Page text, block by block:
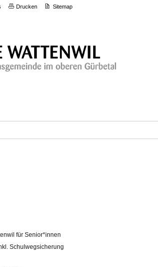
Drucken Sitemap
für Senior*innen
Schulwegsicherung